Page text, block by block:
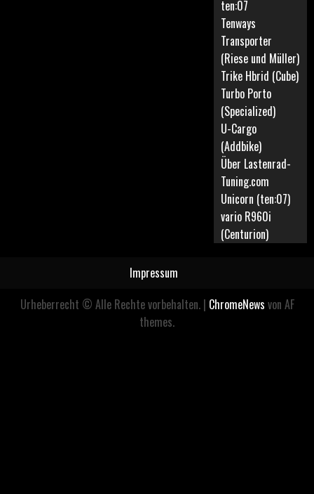
ten:07
Tenways
Transporter
(Riese und Müller)
Trike Hbrid (Cube)
Turbo Porto
(Specialized)
U-Cargo
(Addbike)
Über Lastenrad-
Tuning.com
Unicorn (ten:07)
vario R960i
(Centurion)
Impressum
Urheberrecht © Alle Rechte vorbehalten. | ChromeNews von AF
themes.